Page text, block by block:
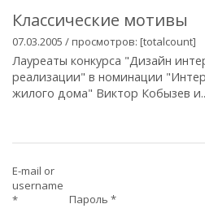
Классические мотивы
07.03.2005 / просмотров: [totalcount]
Лауреаты конкурса "Дизайн
реализации" в номинации
жилого дома" Виктор Кобызев
E-mail or
username
*
Пароль *